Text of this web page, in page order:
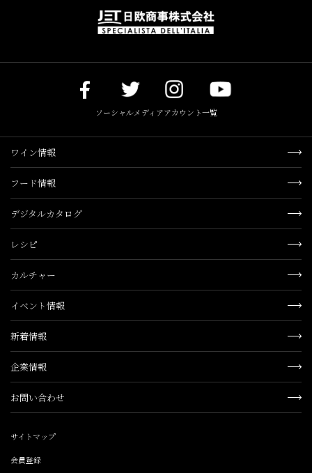
ソーシャルメディアアカウント一覧
ワイン情報
フード情報
デジタルカタログ
レシピ
カルチャー
イベント情報
新着情報
企業情報
お問い合わせ
サイトマップ
会員登録